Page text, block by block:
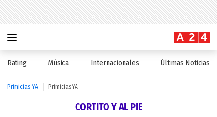
Rating Música Internacionales Últimas Noticias
Primicias YA PrimiciasYA
CORTITO Y AL PIE